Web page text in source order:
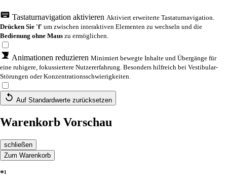
Tastaturnavigation aktivieren Aktiviert erweiterte Tastaturnavigation.
Drücken Sie 'f' um zwischen interaktiven Elementen zu wechseln und die
Bedienung ohne Maus zu ermöglichen.
Animationen reduzieren Minimiert bewegte Inhalte und Übergänge für
eine ruhigere, fokussiertere Nutzererfahrung. Besonders hilfreich bei Vestibular-
Störungen oder Konzentrationsschwierigkeiten.
Auf Standardwerte zurücksetzen
Warenkorb Vorschau
schließen
Zum Warenkorb
*¹